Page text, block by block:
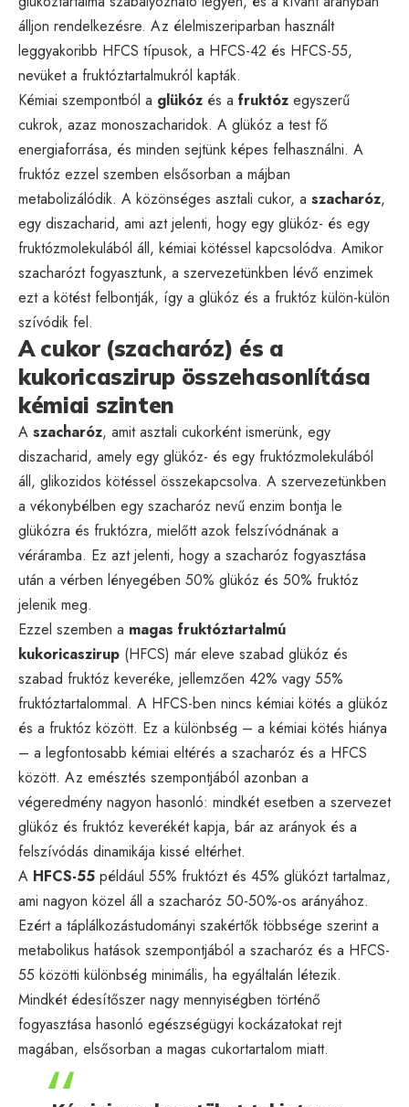
álljon rendelkezésre. Az élelmiszeriparban használt
leggyakoribb HFCS típusok, a HFCS-42 és HFCS-55,
nevüket a fruktóztartalmukról kapták.
Kémiai szempontból a glükóz és a fruktóz egyszerű
cukrok, azaz monoszacharidok. A glükóz a test fő
energiaforrása, és minden sejtünk képes felhasználni. A
fruktóz ezzel szemben elsősorban a májban
metabolizálódik. A közönséges asztali cukor, a szacharóz,
egy diszacharid, ami azt jelenti, hogy egy glükóz- és egy
fruktózmolekulából áll, kémiai kötéssel kapcsolódva. Amikor
szacharózt fogyasztunk, a szervezetünkben lévő enzimek
ezt a kötést felbontják, így a glükóz és a fruktóz külön-külön
szívódik fel.
A cukor (szacharóz) és a
kukoricaszirup összehasonlítása
kémiai szinten
A szacharóz, amit asztali cukorként ismerünk, egy
diszacharid, amely egy glükóz- és egy fruktózmolekulából
áll, glikozidos kötéssel összekapcsolva. A szervezetünkben
a vékonybélben egy szacharóz nevű enzim bontja le
glükózra és fruktózra, mielőtt azok felszívódnának a
véráramba. Ez azt jelenti, hogy a szacharóz fogyasztása
után a vérben lényegében 50% glükóz és 50% fruktóz
jelenik meg.
Ezzel szemben a magas fruktóztartalmú
kukoricaszirup (HFCS) már eleve szabad glükóz és
szabad fruktóz keveréke, jellemzően 42% vagy 55%
fruktóztartalommal. A HFCS-ben nincs kémiai kötés a glükóz
és a fruktóz között. Ez a különbség – a kémiai kötés hiánya
– a legfontosabb kémiai eltérés a szacharóz és a HFCS
között. Az emésztés szempontjából azonban a
végeredmény nagyon hasonló: mindkét esetben a szervezet
glükóz és fruktóz keverékét kapja, bár az arányok és a
felszívódás dinamikája kissé eltérhet.
A HFCS-55 például 55% fruktózt és 45% glükózt tartalmaz,
ami nagyon közel áll a szacharóz 50-50%-os arányához.
Ezért a táplálkozástudományi szakértők többsége szerint a
metabolikus hatások szempontjából a szacharóz és a HFCS-
55 közötti különbség minimális, ha egyáltalán létezik.
Mindkét édesítőszer nagy mennyiségben történő
fogyasztása hasonló egészségügyi kockázatokat rejt
magában, elsősorban a magas cukortartalom miatt.